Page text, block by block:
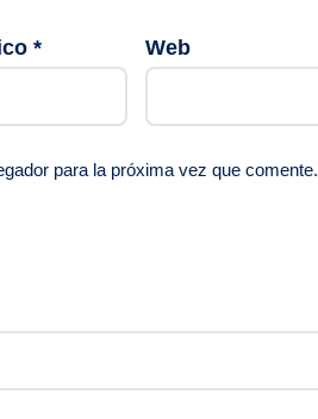
* Web
para la próxima vez que comente.